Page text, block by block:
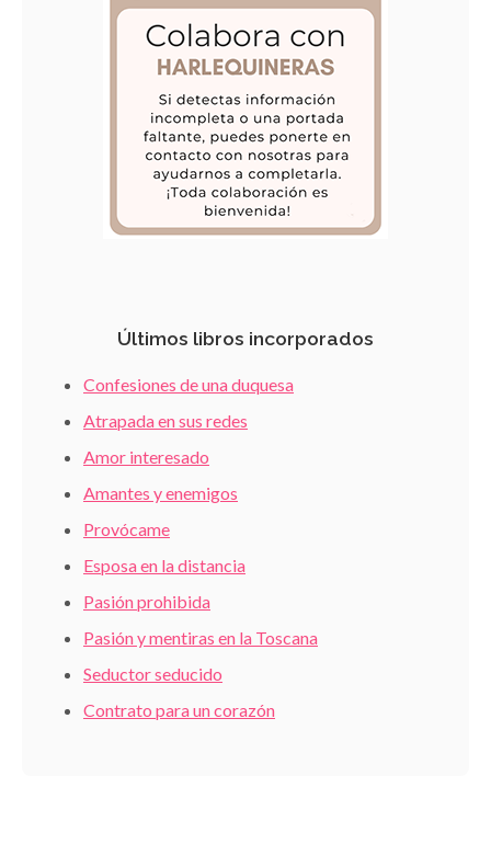
Últimos libros incorporados
Confesiones de una duquesa
Atrapada en sus redes
Amor interesado
Amantes y enemigos
Provócame
Esposa en la distancia
Pasión prohibida
Pasión y mentiras en la Toscana
Seductor seducido
Contrato para un corazón